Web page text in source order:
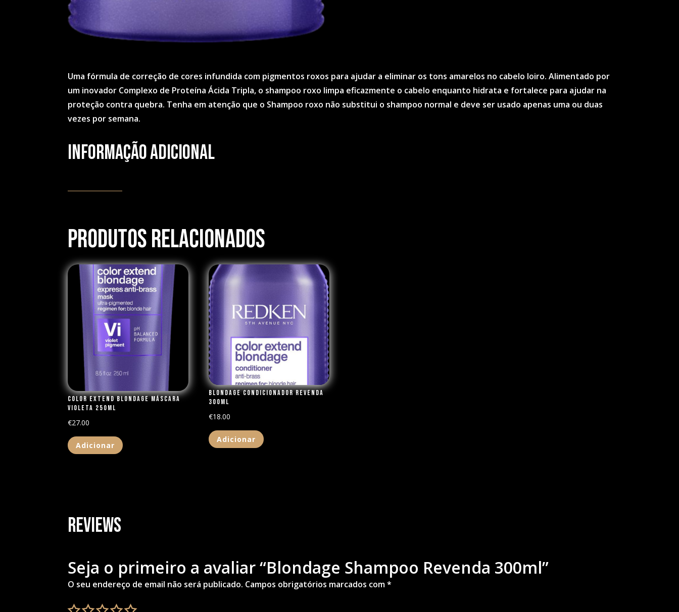
Uma fórmula de correção de cores infundida com pigmentos roxos para ajudar a eliminar os tons amarelos no cabelo loiro. Alimentado por
um inovador Complexo de Proteína Ácida Tripla, o shampoo roxo limpa eficazmente o cabelo enquanto hidrata e fortalece para ajudar na
proteção contra quebra. Tenha em atenção que o Shampoo roxo não substitui o shampoo normal e deve ser usado apenas uma ou duas
vezes por semana.
Informação adicional
Produtos Relacionados
Color Extend Blondage Máscara
Violeta 250ml
€27.00
Adicionar
Blondage Condicionador Revenda
300ml
€18.00
Adicionar
Reviews
Seja o primeiro a avaliar “Blondage Shampoo Revenda 300ml”
O seu endereço de email não será publicado. Campos obrigatórios marcados com*